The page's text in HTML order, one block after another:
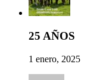
25 AÑOS
1 enero, 2025